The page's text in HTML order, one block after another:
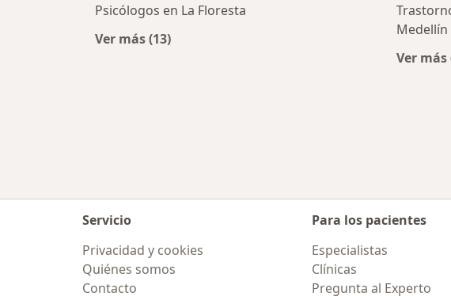
Psicólogos en La Floresta
Ver más (13)
Más en esta categoría: Psicólogos cercanos
Medellín
Ver más
Servicio
Privacidad y cookies
Quiénes somos
Contacto
Para los pacientes
Especialistas
Clínicas
Pregunta al Experto